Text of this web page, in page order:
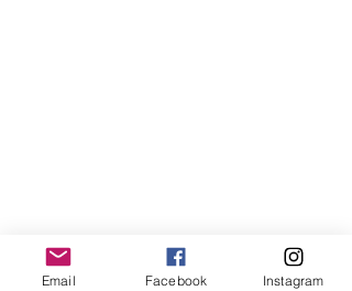
Email Facebook Instagram